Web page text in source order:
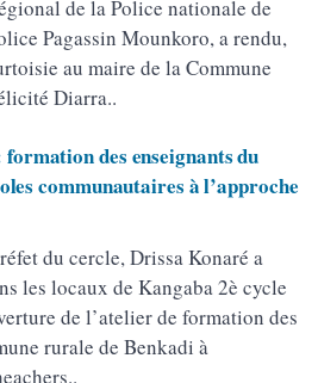
de la Police nationale de
Pagassin Mounkoro, a rendu,
au maire de la Commune
Diarra..
des enseignants du
communautaires à l’approche
du cercle, Drissa Konaré a
les locaux de Kangaba 2è cycle
de l’atelier de formation des
rurale de Benkadi à